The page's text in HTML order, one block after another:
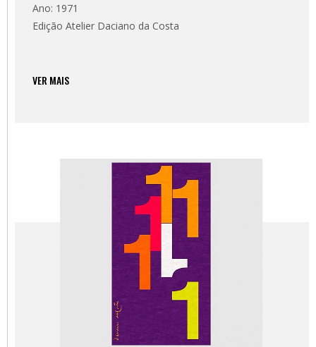
Ano: 1971
Edição Atelier Daciano da Costa
VER MAIS